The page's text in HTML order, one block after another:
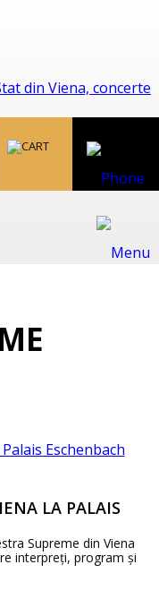
LA PALAIS
Supreme din Viena
interpreți, program și